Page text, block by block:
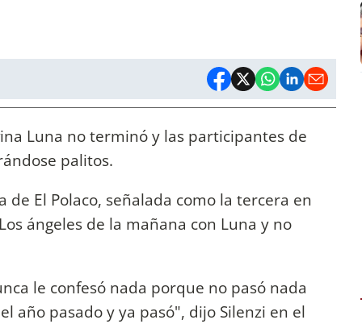
Luna no terminó y las participantes de
palitos.
El Polaco, señalada como la tercera en
ángeles de la mañana con Luna y no
le confesó nada porque no pasó nada
año pasado y ya pasó", dijo Silenzi en el